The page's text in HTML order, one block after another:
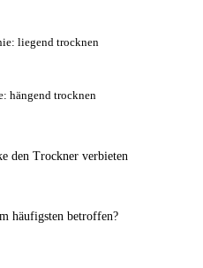
liegend trocknen
hängend trocknen
den Trockner verbieten
häufigsten betroffen?